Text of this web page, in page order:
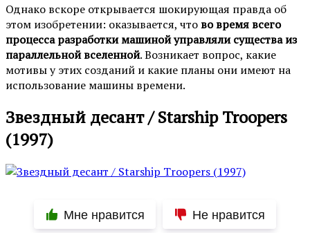
Однако вскоре открывается шокирующая правда об
этом изобретении: оказывается, что во время всего
процесса разработки машиной управляли существа из
параллельной вселенной. Возникает вопрос, какие
мотивы у этих созданий и какие планы они имеют на
использование машины времени.
Звездный десант / Starship Troopers
(1997)
Мне нравится Не нравится